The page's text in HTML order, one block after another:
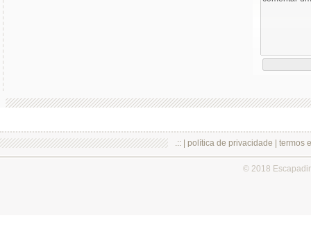
.:: | política de privacidade termos
© 2018